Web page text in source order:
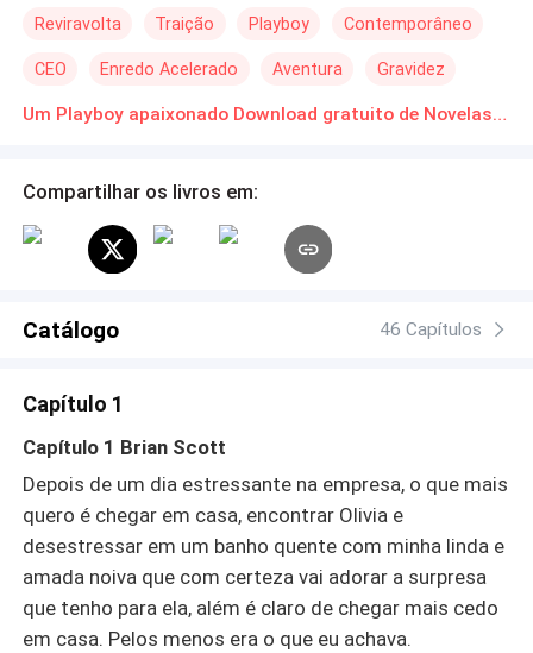
pão que o diabo amassou nessa vida. Brian e Ivy se
pessoas quebradas pela vida? Até chegarem ao seu
''FELIZES PARA SEMPRE'', terão muito a enfrentar.
Reviravolta Traição Playboy Contemporâneo
CEO Enredo Acelerado Aventura Gravidez
Um Playboy apaixonado Download gratuito de Novelas Online em PDF
Compartilhar os livros em:
Catálogo 46 Capítulos
Capítulo 1
Capítulo 1 Brian Scott
Depois de um dia estressante na empresa, o que mais
quero é chegar em casa, encontrar Olivia e
desestressar em um banho quente com minha linda e
amada noiva que com certeza vai adorar a surpresa
que tenho para ela, além é claro de chegar mais cedo
em casa. Pelos menos era o que eu achava.